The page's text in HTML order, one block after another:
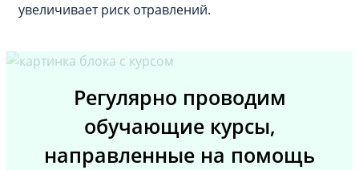
увеличивает риск отравлений.
Регулярно проводим
обучающие курсы,
направленные на помощь